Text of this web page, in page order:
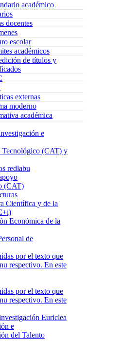
académico
docentes
escolar
académicos
de títulos y
externas
moderno
académica
e
(CAT) y
redlabu
(CAT)
Científica y de la
Económica de la
de
Euriclea
e
del Talento